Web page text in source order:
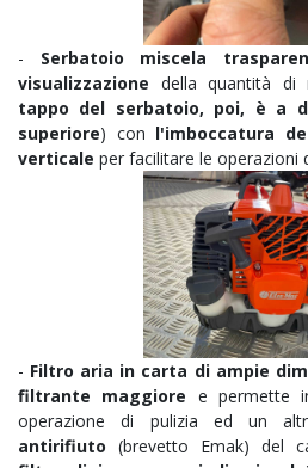
- Serbatoio miscela
visualizzazione della quantità di
tappo del serbatoio, poi, è a
superiore) con l'imboccatura
verticale per facilitare le operazioni
- Filtro aria in carta di ampie
filtrante maggiore e permette
operazione di pulizia ed un
antirifiuto (brevetto Emak) del